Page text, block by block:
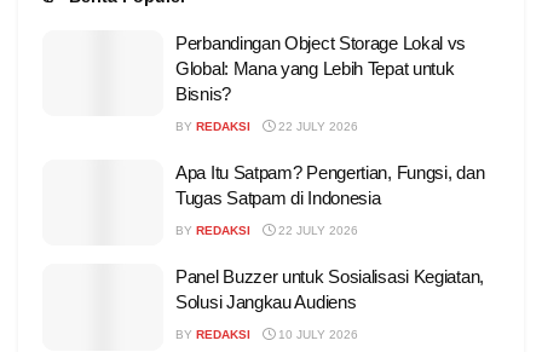
Perbandingan Object Storage Lokal vs
Global: Mana yang Lebih Tepat untuk
Bisnis?
BY REDAKSI 22 JULY 2026
Apa Itu Satpam? Pengertian, Fungsi, dan
Tugas Satpam di Indonesia
BY REDAKSI 22 JULY 2026
Panel Buzzer untuk Sosialisasi Kegiatan,
Solusi Jangkau Audiens
BY REDAKSI 10 JULY 2026